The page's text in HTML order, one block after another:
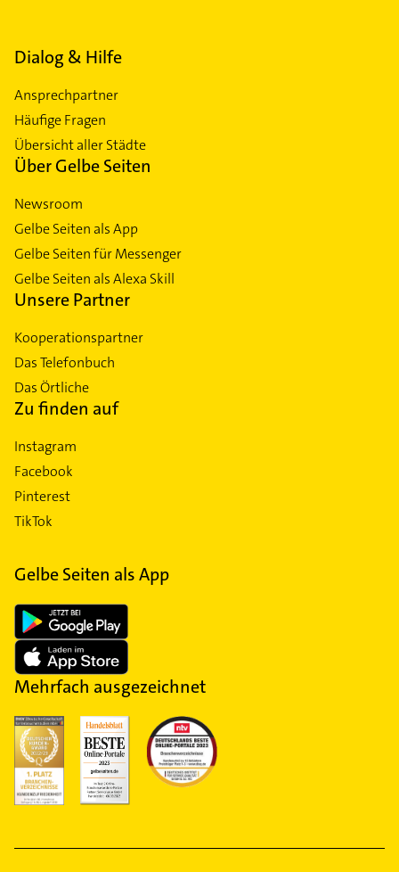
Dialog & Hilfe
Ansprechpartner
Häufige Fragen
Übersicht aller Städte
Über Gelbe Seiten
Newsroom
Gelbe Seiten als App
Gelbe Seiten für Messenger
Gelbe Seiten als Alexa Skill
Unsere Partner
Kooperationspartner
Das Telefonbuch
Das Örtliche
Zu finden auf
Instagram
Facebook
Pinterest
TikTok
Gelbe Seiten als App
Mehrfach ausgezeichnet